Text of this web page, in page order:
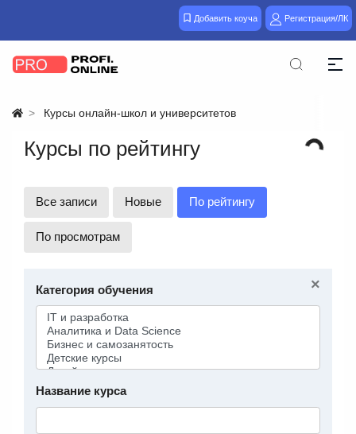
Добавить коуча Регистрация/ЛК
Курсы онлайн-школ и университетов
Курсы по рейтингу
Все записи Новые По рейтингу
По просмотрам
×
Категория обучения
Название курса